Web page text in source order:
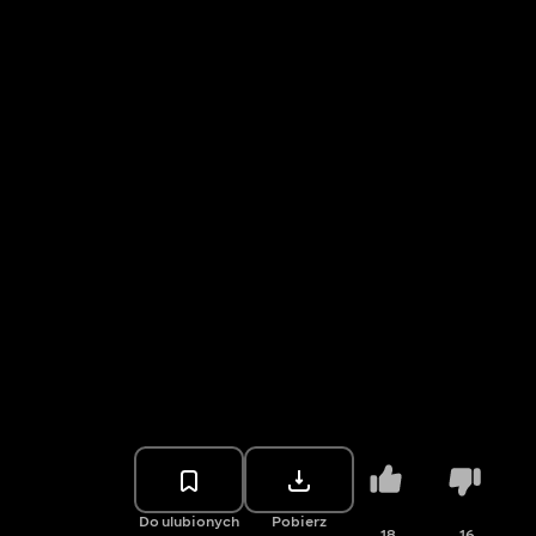
Do ulubionych Pobierz